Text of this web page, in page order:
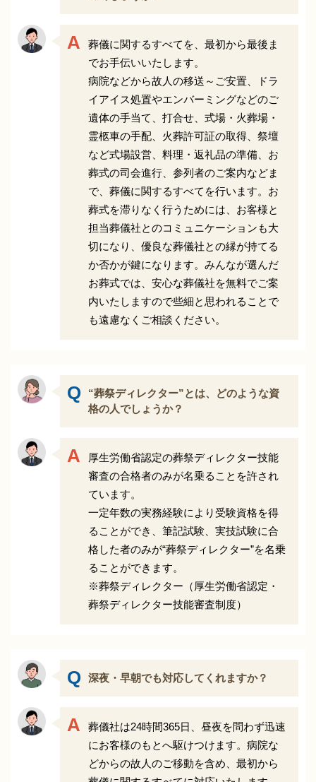
葬儀に関するすべてを、最初から最後ま
でお手伝いいたします。
病院などから故人の移送～ご安置、ドラ
イアイス処置やエンバーミングなどのご
遺体の手当て、打合せ、式場・火葬場・
霊柩車の手配、火葬許可証の取得、祭壇
など式場設営、料理・返礼品の準備、お
葬式の司会進行、参列者のご案内などま
で、葬儀に関するすべてを行います。お
葬式を滞りなく行うためには、お客様と
担当葬儀社とのコミュニケーションも大
切になり、優良な葬儀社との縁が持てる
か否かが鍵になります。みんなが選んだ
お葬式では、安心な葬儀社を無料でご案
内いたしますので些細と思われることで
も遠慮なくご相談ください。
“葬祭ディレクター”とは、どのような資
格の人でしょうか？
厚生労働省認定の葬祭ディレクター技能
審査の合格者のみが名乗ることを許され
ています。
一定年数の実務経験により受験資格を得
ることができ、筆記試験、実技試験に合
格した者のみが“葬祭ディレクター”を名乗
ることができます。
※葬祭ディレクター（厚生労働省認定・
葬祭ディレクター技能審査制度）
深夜・早朝でも対応してくれますか？
葬儀社は24時間365日、昼夜を問わず迅速
にお客様のもとへ駆けつけます。病院な
どからの故人のご移動を含め、最初から